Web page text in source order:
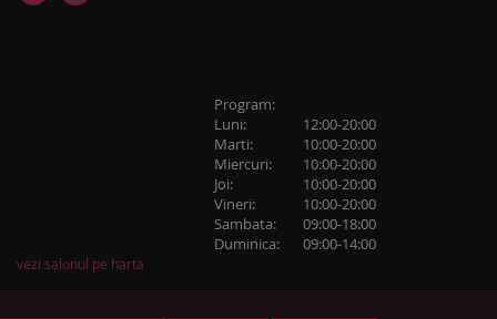
Program:
Luni:
12:00-20:00
Marti:
10:00-20:00
Miercuri:
10:00-20:00
Joi:
10:00-20:00
Vineri:
10:00-20:00
Sambata:
09:00-18:00
Duminica:
09:00-14:00
vezi salonul pe harta